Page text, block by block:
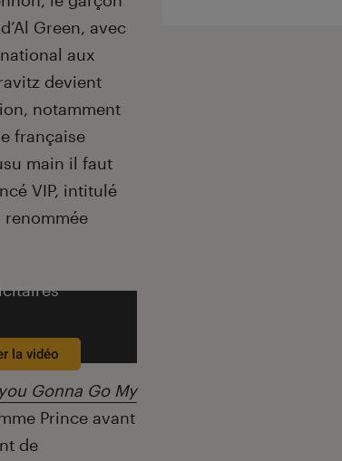
Green, avec
aux
devient
notamment
française
main il faut
VIP, intitulé
la vidéo
rock
Gonna Go My
Prince avant
de